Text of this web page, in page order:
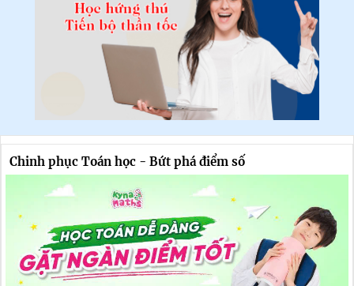
Chinh phục Toán học - Bứt phá điểm số